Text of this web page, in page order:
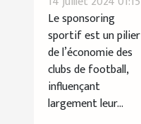
performance
des équipes
de football
Le sponsoring
sportif est un pilier
de l’économie des
clubs de football,
influençant
largement leur...